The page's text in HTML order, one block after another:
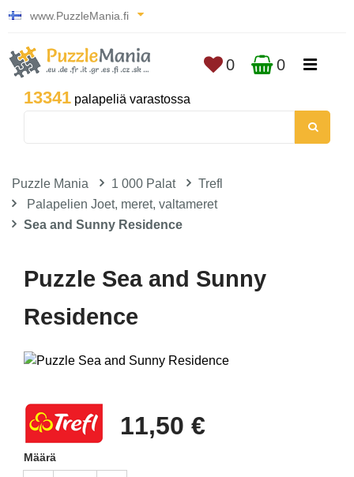
www.PuzzleMania.fi
13341 palapeliä varastossa
0 0
Puzzle Mania 1 000 Palat
Trefl
Palapelien Joet, meret, valtameret
Sea and Sunny Residence
Puzzle Sea and Sunny
Residence
11,50 €
Määrä